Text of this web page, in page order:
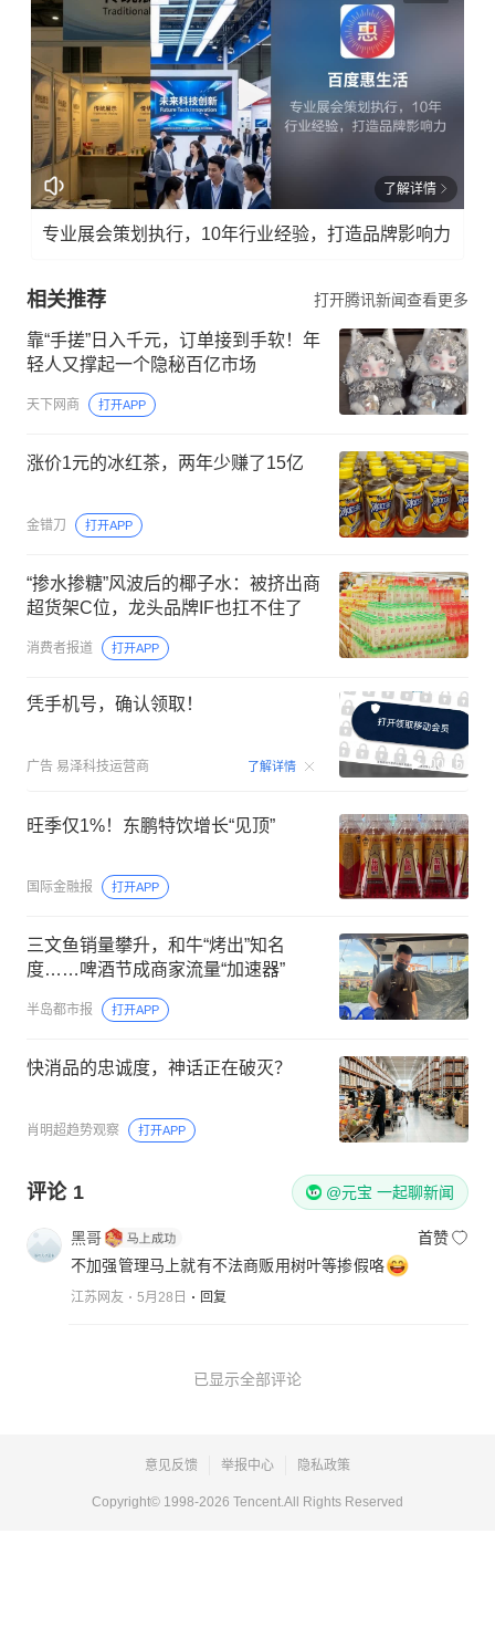
了解详情
专业展会策划执行，10年行业经验，打造品牌影响力
相关推荐 打开腾讯新闻查看更多
靠“手搓”日入千元，订单接到手软！年
轻人又撑起一个隐秘百亿市场
天下网商 打开APP
涨价1元的冰红茶，两年少赚了15亿
金错刀 打开APP
“掺水掺糖”风波后的椰子水：被挤出商
超货架C位，龙头品牌IF也扛不住了
消费者报道 打开APP
凭手机号，确认领取！
广告 易泽科技运营商 了解详情 00:15
旺季仅1%！东鹏特饮增长“见顶”
国际金融报 打开APP
三文鱼销量攀升，和牛“烤出”知名
度……啤酒节成商家流量“加速器”
半岛都市报 打开APP
快消品的忠诚度，神话正在破灭？
肖明超趋势观察 打开APP
评论 1 @元宝 一起聊新闻
黑哥
首赞
不加强管理马上就有不法商贩用树叶等掺假咯
江苏网友 5月28日 回复
已显示全部评论
意见反馈 举报中心 隐私政策
Copyright© 1998-2026 Tencent.All Rights Reserved